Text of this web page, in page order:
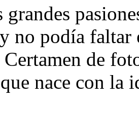
grandes
no podía faltar
Certamen de
nace con la